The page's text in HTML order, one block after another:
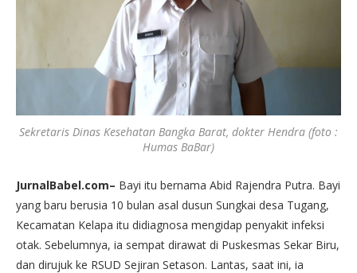
Sekretaris Dinas Kesehatan Bangka Barat, dokter Hendra (foto :
Humas BaBar)
JurnalBabel.com– Bayi itu bernama Abid Rajendra Putra. Bayi
yang baru berusia 10 bulan asal dusun Sungkai desa Tugang,
Kecamatan Kelapa itu didiagnosa mengidap penyakit infeksi
otak. Sebelumnya, ia sempat dirawat di Puskesmas Sekar Biru,
dan dirujuk ke RSUD Sejiran Setason. Lantas, saat ini, ia